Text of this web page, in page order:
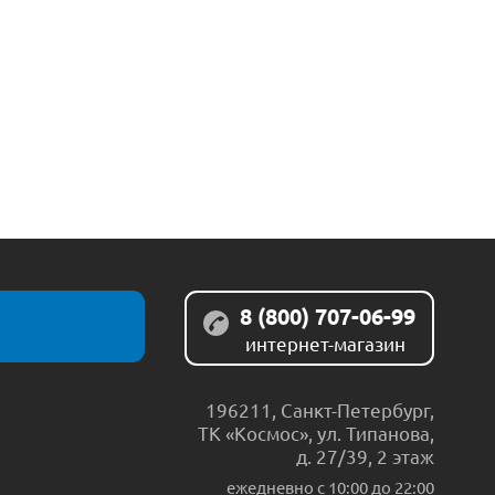
8 (800) 707-06-99
интернет-магазин
196211 Санкт-Петербург,
ТК «Космос», ул. Типанова,
д. 27/39, 2 этаж
ежедневно c 10:00 до 22:00